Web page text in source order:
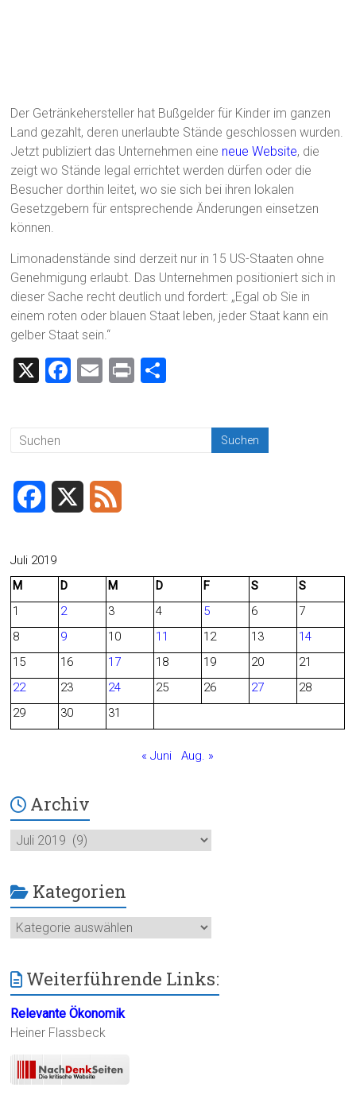
Der Getränkehersteller hat Bußgelder für Kinder im ganzen
Land gezahlt, deren unerlaubte Stände geschlossen wurden.
Jetzt publiziert das Unternehmen eine neue Website, die
zeigt wo Stände legal errichtet werden dürfen oder die
Besucher dorthin leitet, wo sie sich bei ihren lokalen
Gesetzgebern für entsprechende Änderungen einsetzen
können.
Limonadenstände sind derzeit nur in 15 US-Staaten ohne
Genehmigung erlaubt. Das Unternehmen positioniert sich in
dieser Sache recht deutlich und fordert: „Egal ob Sie in
einem roten oder blauen Staat leben, jeder Staat kann ein
gelber Staat sein.“
X
F
ok
E
Pr
c
b
o
Juli 2019
M
D M D F S
S
1
2 3 4 5 6
7
8
9 10 11 12 13
14
15
16 17 18 19 20
21
22
23 24 25 26 27
28
29
30 31
« Juni Aug. »
Archiv
Archiv
Kategorien
Kategorien
Weiterführende Links:
Relevante Ökonomik
Heiner Flassbeck